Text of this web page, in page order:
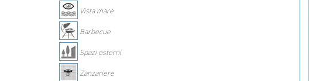
Vista mare
Barbecue
Spazi esterni
Zanzariere